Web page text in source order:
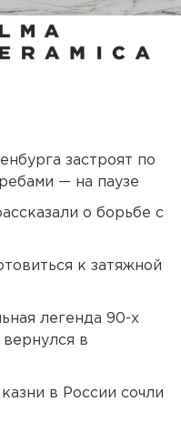
застроят по
— на паузе
о борьбе с
к затяжной
легенда 90-х
в
в России сочли